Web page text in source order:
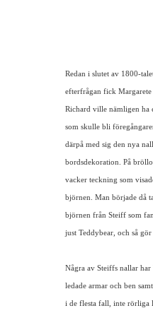
Redan i slutet av 1800-
efterfrågan fick Margarete
Richard ville nämligen ha
som skulle bli
därpå med sig den nya
bordsdekoration. På
vacker teckning som
björnen. Man började då
björnen från Steiff som
just Teddybear, och så gör
Några av Steiffs nallar har
ledade armar och ben
i de flesta fall, inte rörliga